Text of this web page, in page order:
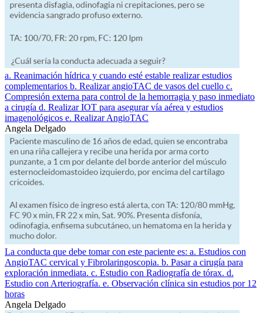
a. Reanimación hídrica y cuando esté estable realizar estudios
complementarios b. Realizar angioTAC de vasos del cuello c.
Compresión externa para control de la hemorragia y paso inmediato
a cirugía d. Realizar IOT para asegurar vía aérea y estudios
imagenológicos e. Realizar AngioTAC
Angela Delgado
La conducta que debe tomar con este paciente es: a. Estudios con
AngioTAC cervical y Fibrolaringoscopia. b. Pasar a cirugía para
exploración inmediata. c. Estudio con Radiografía de tórax. d.
Estudio con Arteriografía. e. Observación clínica sin estudios por 12
horas
Angela Delgado